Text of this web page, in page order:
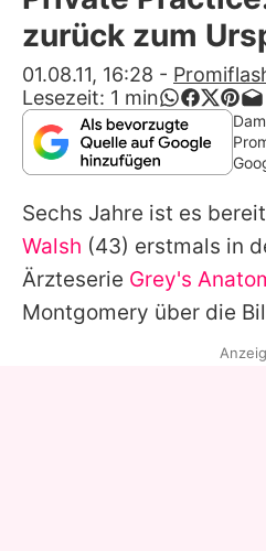
Alle Themen
Jobs
App
Redaktionelle
zurück zum
01.08.11, 16:28 -
Lesezeit: 1 min
Sechs Jahre ist es
Walsh (43) erstmals in
Ärzteserie Grey's
Montgomery über die